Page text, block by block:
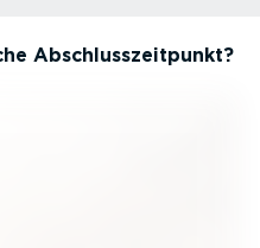
Abschluss­zeit­punkt?